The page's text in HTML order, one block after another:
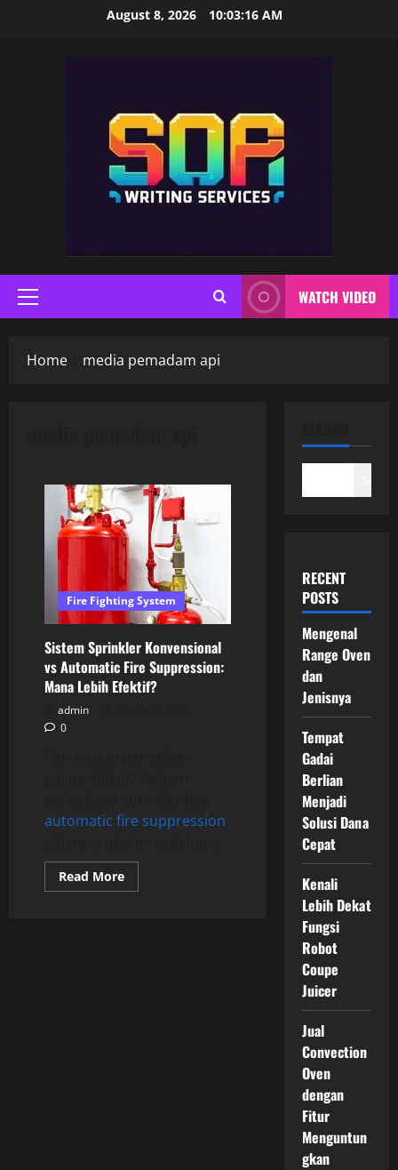
August 8, 2026 10:03:17 AM
Primary
Menu
WATCH VIDEO
Home media pemadam api
Fire Fighting System
Sistem Sprinkler Konvensional
vs Automatic Fire Suppression:
Mana Lebih Efektif?
admin
0
automatic fire suppression
Read MoreRead
more
RECENT
POSTS
Mengenal
Range Oven
dan
Jenisnya
Tempat
Gadai
Berlian
Menjadi
Solusi Dana
Cepat
Kenali
Lebih Dekat
Fungsi
Robot
Coupe
Juicer
Jual
Convection
Oven
dengan
Fitur
Menguntun
gkan